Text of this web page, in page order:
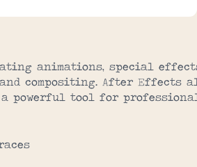
animations, special
compositing. After Effects
tool for